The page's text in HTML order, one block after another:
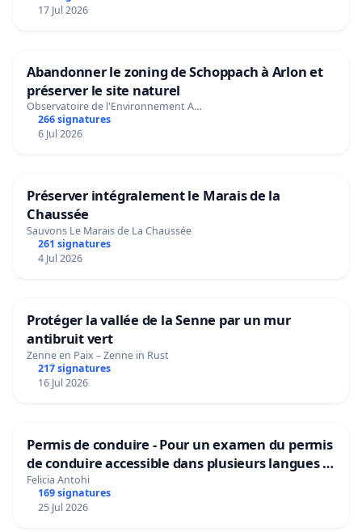
17 Jul 2026
Abandonner le zoning de Schoppach à Arlon et
préserver le site naturel
Observatoire de l'Environnement A…
266 signatures
6 Jul 2026
Préserver intégralement le Marais de la
Chaussée
Sauvons Le Marais de La Chaussée
261 signatures
4 Jul 2026
Protéger la vallée de la Senne par un mur
antibruit vert
Zenne en Paix – Zenne in Rust
217 signatures
16 Jul 2026
Permis de conduire - Pour un examen du permis
de conduire accessible dans plusieurs langues à
Bruxelles
Felicia Antohi
169 signatures
25 Jul 2026